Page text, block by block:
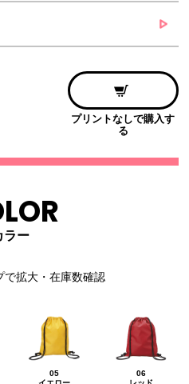
プリントなしで購入す
る
ラー
で拡大・在庫数確認
05
06